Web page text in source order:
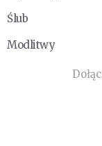
Ślub
Modlitwy